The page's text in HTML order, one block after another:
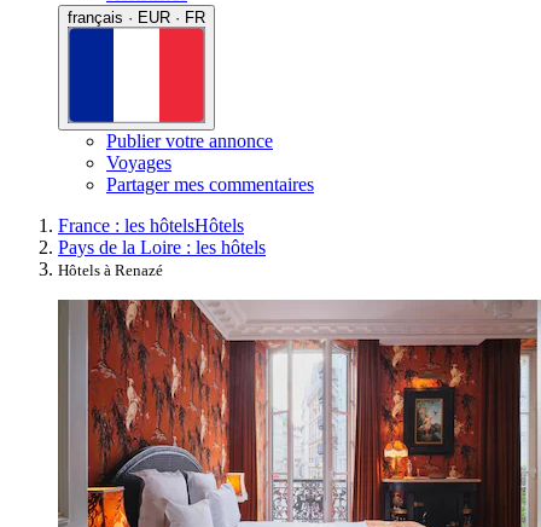
français · EUR · FR
Publier votre annonce
Voyages
Partager mes commentaires
France : les hôtelsHôtels
Pays de la Loire : les hôtels
Hôtels à Renazé